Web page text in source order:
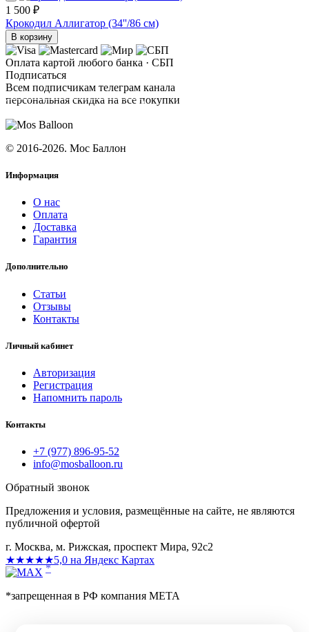
1 500 ₽
Крокодил Аллигатор (34''/86 см)
В корзину
Оплата картой любого банка · СБП
Подписаться
Всем подписчикам телеграм канала
персональная скидка на все покупки
© 2016-2026. Мос Баллон
Информация
О нас
Оплата
Доставка
Гарантия
Дополнительно
Статьи
Отзывы
Контакты
Личный кабинет
Авторизация
Регистрация
Напомнить пароль
Контакты
+7 (977) 896-95-52
info@mosballoon.ru
Обратный звонок
Предложения и условия, размещённые на сайте, не являются
публичной офертой
г. Москва, м. Рижская, проспект Мира, 92с2
★★★★★5,0 на Яндекс Картах
*
*запрещенная в РФ компания МЕТА